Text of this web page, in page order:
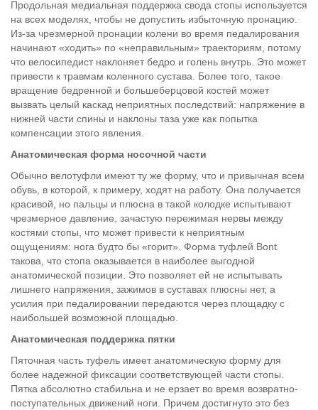
Продольная медиальная поддержка свода стопы используется
на всех моделях, чтобы не допустить избыточную пронацию.
Из-за чрезмерной пронации колени во время педалирования
начинают «ходить» по «неправильным» траекториям, потому
что велосипедист наклоняет бедро и голень внутрь. Это может
привести к травмам коленного сустава. Более того, такое
вращение бедренной и большеберцовой костей может
вызвать целый каскад неприятных последствий: напряжение в
нижней части спины и наклоны таза уже как попытка
компенсации этого явления.
Анатомическая форма носочной части
Обычно велотуфли имеют ту же форму, что и привычная всем
обувь, в которой, к примеру, ходят на работу. Она получается
красивой, но пальцы и плюсна в такой колодке испытывают
чрезмерное давление, зачастую пережимая нервы между
костями стопы, что может привести к неприятным
ощущениям: нога будто бы «горит». Форма туфлей Bont
такова, что стопа оказывается в наиболее выгодной
анатомической позиции. Это позволяет ей не испытывать
лишнего напряжения, зажимов в суставах плюсны нет, а
усилия при педалировании передаются через площадку с
наибольшей возможной площадью.
Анатомическая поддержка пятки
Пяточная часть туфель имеет анатомическую форму для
более надежной фиксации соответствующей части стопы.
Пятка абсолютно стабильна и не ерзает во время возвратно-
поступательных движений ноги. Причем достигнуто это без